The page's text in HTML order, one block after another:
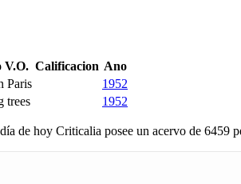
V.O. Calificacion Ano
Paris
1952
trees 1952
de hoy Criticalia posee un acervo de 6459